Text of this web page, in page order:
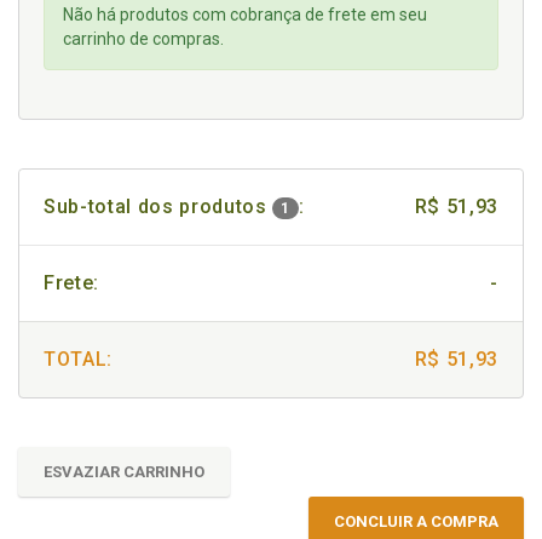
Não há produtos com cobrança de frete em seu
carrinho de compras.
Sub-total dos produtos 1 : R$ 51,93
Frete: -
TOTAL: R$ 51,93
ESVAZIAR CARRINHO
CONCLUIR A COMPRA